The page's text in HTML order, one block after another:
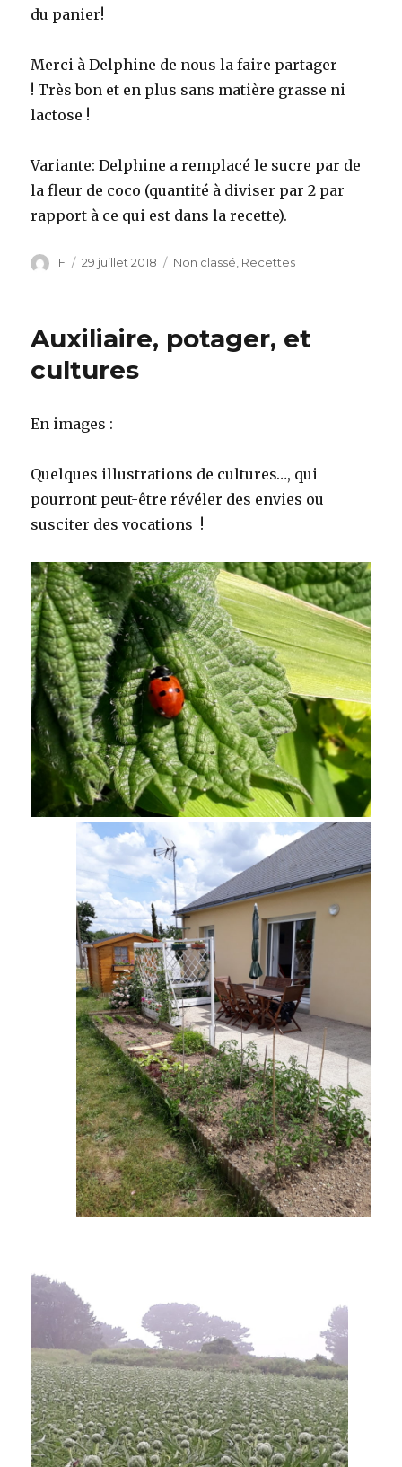
du panier!
Merci à Delphine de nous la faire partager
! Très bon et en plus sans matière grasse ni
lactose !
Variante: Delphine a remplacé le sucre par de
la fleur de coco (quantité à diviser par 2 par
rapport à ce qui est dans la recette).
Auteur
F
Publié
29 juillet 2018 Catégories
Non classé, Recettes
Auxiliaire, potager, et
cultures
En images :
Quelques illustrations de cultures…, qui
pourront peut-être révéler des envies ou
susciter des vocations !